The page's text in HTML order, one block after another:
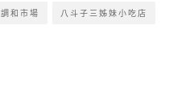
調和市場 八斗子三姊妹小吃店